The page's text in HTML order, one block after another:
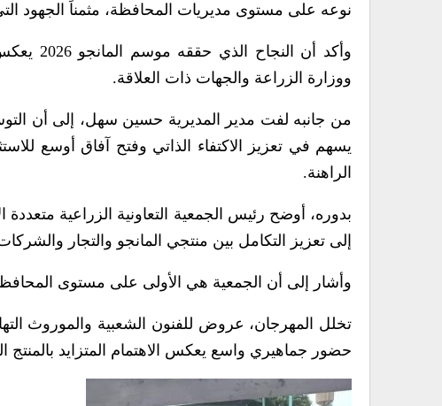
نوعه على مستوى مديريات المحافظة، مثمناً الجهود
وأكد
ووزارة الزراعة والجهات ذات العلاقة.
من جانبه لفت مدير المديرية حسين سهل، إلى أن
يسهم في تعزيز الاكتفاء الذاتي وفتح آفاق أوسع
الراهنة.
بدوره، أوضح رئيس الجمعية التعاونية الزراعية
إلى تعزيز التكامل بين منتجي المانجو والتجار
وأشار إلى أن الجمعية هي الأولى على مستوى المحافظة
تخلل المهرجان، عروض للفنون الشعبية والموروث
حضور جماهيري واسع يعكس الاهتمام المتزايد بالمنتج